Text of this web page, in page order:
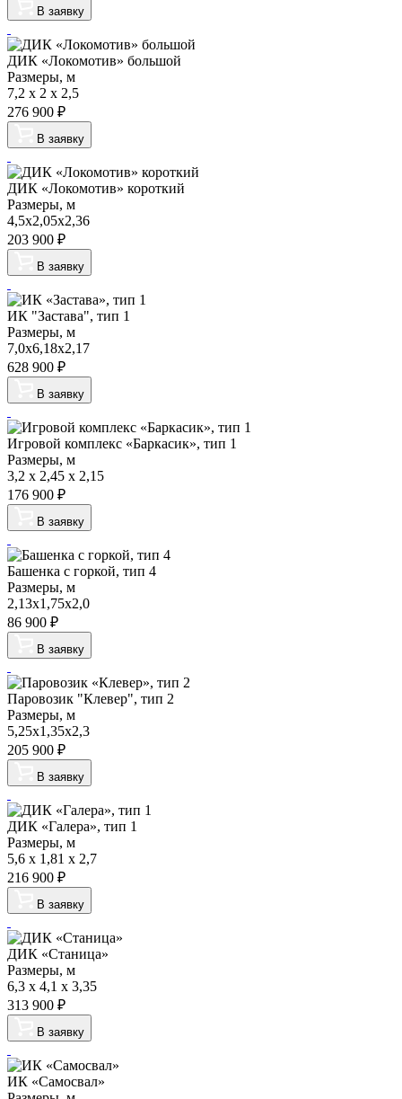
В заявку
ДИК «Локомотив» большой
Размеры, м
7,2 x 2 x 2,5
276 900 ₽
В заявку
ДИК «Локомотив» короткий
Размеры, м
4,5х2,05х2,36
203 900 ₽
В заявку
ИК "Застава", тип 1
Размеры, м
7,0х6,18х2,17
628 900 ₽
В заявку
Игровой комплекс «Баркасик», тип 1
Размеры, м
3,2 x 2,45 x 2,15
176 900 ₽
В заявку
Башенка с горкой, тип 4
Размеры, м
2,13х1,75х2,0
86 900 ₽
В заявку
Паровозик "Клевер", тип 2
Размеры, м
5,25х1,35х2,3
205 900 ₽
В заявку
ДИК «Галера», тип 1
Размеры, м
5,6 x 1,81 x 2,7
216 900 ₽
В заявку
ДИК «Станица»
Размеры, м
6,3 x 4,1 x 3,35
313 900 ₽
В заявку
ИК «Самосвал»